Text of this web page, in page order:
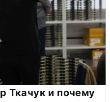
Ткачук и почему